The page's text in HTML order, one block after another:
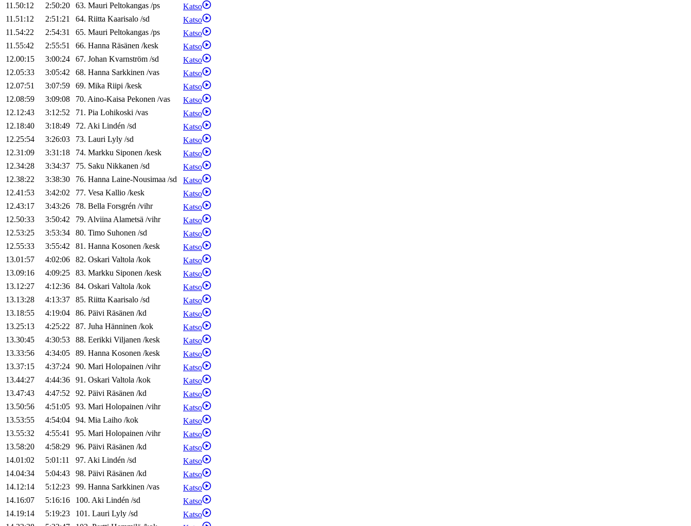
11.50:12
2:50:20 63. Mauri Peltokangas /ps
Katso
11.51:12
2:51:21 64. Riitta Kaarisalo /sd
Katso
11.54:22
2:54:31 65. Mauri Peltokangas /ps
Katso
11.55:42
2:55:51 66. Hanna Räsänen /kesk
Katso
12.00:15
3:00:24 67. Johan Kvarnström /sd
Katso
12.05:33
3:05:42 68. Hanna Sarkkinen /vas
Katso
12.07:51
3:07:59 69. Mika Riipi /kesk
Katso
12.08:59
3:09:08 70. Aino-Kaisa Pekonen /vas
Katso
12.12:43
3:12:52 71. Pia Lohikoski /vas
Katso
12.18:40
3:18:49 72. Aki Lindén /sd
Katso
12.25:54
3:26:03 73. Lauri Lyly /sd
Katso
12.31:09
3:31:18 74. Markku Siponen /kesk
Katso
12.34:28
3:34:37 75. Saku Nikkanen /sd
Katso
12.38:22
3:38:30 76. Hanna Laine-Nousimaa /sd
Katso
12.41:53
3:42:02 77. Vesa Kallio /kesk
Katso
12.43:17
3:43:26 78. Bella Forsgrén /vihr
Katso
12.50:33
3:50:42 79. AlviinaAlametsä /vihr
Katso
12.53:25
3:53:34 80. Timo Suhonen /sd
Katso
12.55:33
3:55:42 81. Hanna Kosonen /kesk
Katso
13.01:57
4:02:06 82. Oskari Valtola /kok
Katso
13.09:16
4:09:25 83. Markku Siponen /kesk
Katso
13.12:27
4:12:36 84. Oskari Valtola /kok
Katso
13.13:28
4:13:37 85. Riitta Kaarisalo /sd
Katso
13.18:55
4:19:04 86. Päivi Räsänen /kd
Katso
13.25:13
4:25:22 87. Juha Hänninen /kok
Katso
13.30:45
4:30:53 88. Eerikki Viljanen /kesk
Katso
13.33:56
4:34:05 89. Hanna Kosonen /kesk
Katso
13.37:15
4:37:24 90. Mari Holopainen /vihr
Katso
13.44:27
4:44:36 91. Oskari Valtola /kok
Katso
13.47:43
4:47:52 92. Päivi Räsänen /kd
Katso
13.50:56
4:51:05 93. Mari Holopainen /vihr
Katso
13.53:55
4:54:04 94. Mia Laiho /kok
Katso
13.55:32
4:55:41 95. Mari Holopainen /vihr
Katso
13.58:20
4:58:29 96. Päivi Räsänen /kd
Katso
14.01:02
5:01:11 97. Aki Lindén /sd
Katso
14.04:34
5:04:43 98. Päivi Räsänen /kd
Katso
14.12:14
5:12:23 99. Hanna Sarkkinen /vas
Katso
14.16:07
5:16:16 100. Aki Lindén /sd
Katso
14.19:14
5:19:23 101. Lauri Lyly /sd
Katso